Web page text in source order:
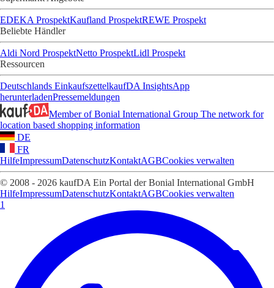
EDEKA ProspektKaufland ProspektREWE Prospekt
Beliebte Händler
Aldi Nord ProspektNetto ProspektLidl Prospekt
Ressourcen
Deutschlands EinkaufszettelkaufDA InsightsApp
herunterladenPressemeldungen
Member of Bonial International Group The network for
location based shopping information
DE
FR
HilfeImpressumDatenschutzKontaktAGBCookies verwalten
© 2008 - 2026 kaufDA Ein Portal der Bonial International GmbH
HilfeImpressumDatenschutzKontaktAGBCookies verwalten
1